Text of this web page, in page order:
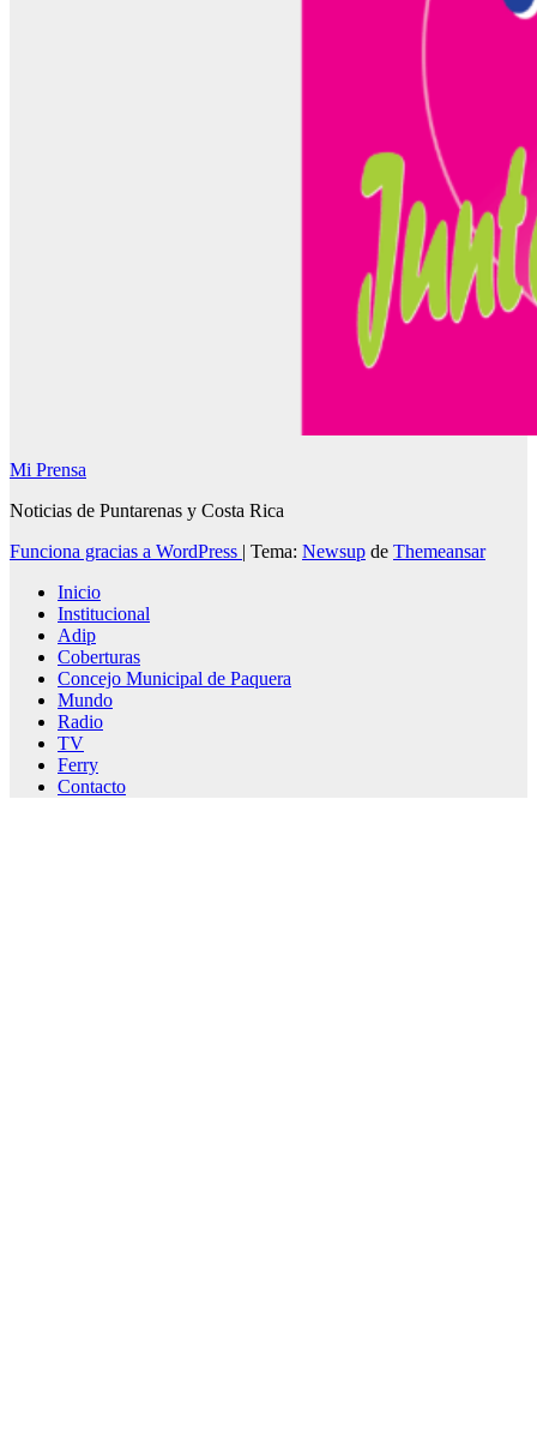
Mi Prensa
Noticias de Puntarenas y Costa Rica
Funciona gracias a WordPress | Tema: Newsup de Themeansar
Inicio
Institucional
Adip
Coberturas
Concejo Municipal de Paquera
Mundo
Radio
TV
Ferry
Contacto